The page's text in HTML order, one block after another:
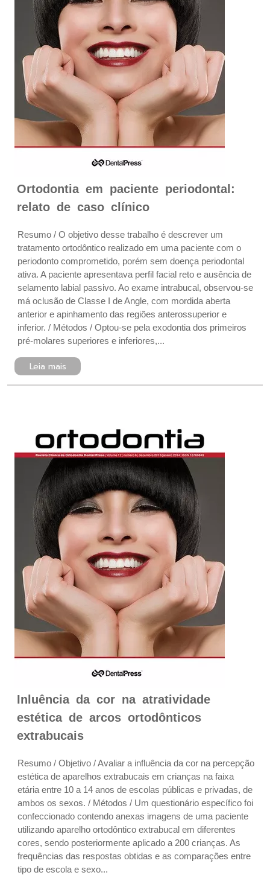
Ortodontia em paciente periodontal:
relato de caso clínico
Resumo / O objetivo desse trabalho é descrever um
tratamento ortodôntico realizado em uma paciente com o
periodonto comprometido, porém sem doença periodontal
ativa. A paciente apresentava perfil facial reto e ausência de
selamento labial passivo. Ao exame intrabucal, observou-se
má oclusão de Classe I de Angle, com mordida aberta
anterior e apinhamento das regiões anterossuperior e
inferior. / Métodos / Optou-se pela exodontia dos primeiros
pré-molares superiores e inferiores,...
Leia mais
Inluência da cor na atratividade
estética de arcos ortodônticos
extrabucais
Resumo / Objetivo / Avaliar a influência da cor na percepção
estética de aparelhos extrabucais em crianças na faixa
etária entre 10 a 14 anos de escolas públicas e privadas, de
ambos os sexos. / Métodos / Um questionário específico foi
confeccionado contendo anexas imagens de uma paciente
utilizando aparelho ortodôntico extrabucal em diferentes
cores, sendo posteriormente aplicado a 200 crianças. As
frequências das respostas obtidas e as comparações entre
tipo de escola e sexo...